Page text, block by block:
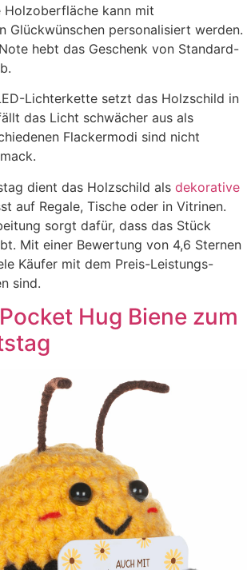
Holzoberfläche kann mit
Glückwünschen personalisiert werden.
hebt das Geschenk von Standard-
Lichterkette setzt das Holzschild in
das Licht schwächer aus als
Flackermodi sind nicht
dient das Holzschild als dekorative
auf Regale, Tische oder in Vitrinen.
sorgt dafür, dass das Stück
Mit einer Bewertung von 4,6 Sternen
Käufer mit dem Preis-Leistungs-
sind.
Hug Biene zum